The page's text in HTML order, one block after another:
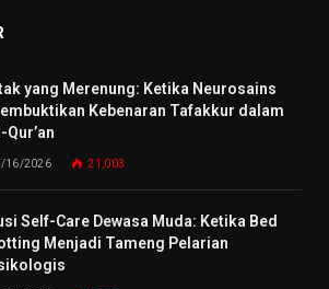
yang Merenung: Ketika Neurosains
Kebenaran Tafakkur dalam
Qur’an
16/2026 21,003
Self-Care Dewasa Muda: Ketika Bed
Menjadi Tameng Pelarian